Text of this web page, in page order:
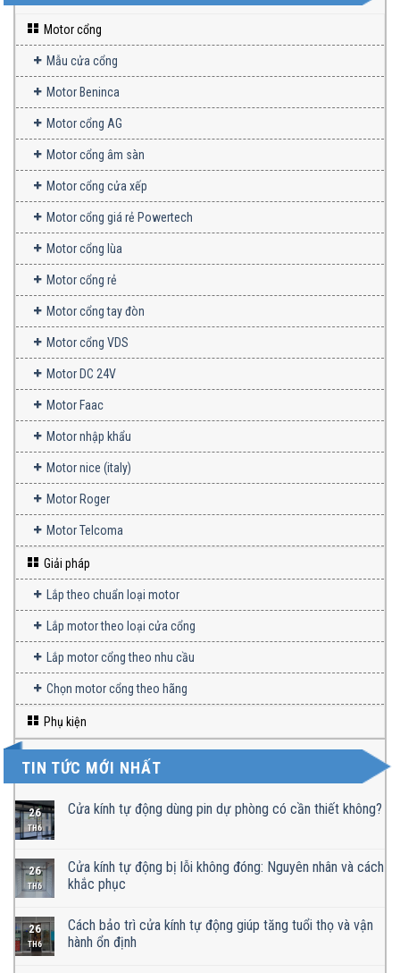
Motor cổng
Mẫu cửa cổng
Motor Beninca
Motor cổng AG
Motor cổng âm sàn
Motor cổng cửa xếp
Motor cổng giá rẻ Powertech
Motor cổng lùa
Motor cổng rẻ
Motor cổng tay đòn
Motor cổng VDS
Motor DC 24V
Motor Faac
Motor nhập khẩu
Motor nice (italy)
Motor Roger
Motor Telcoma
Giải pháp
Lắp theo chuẩn loại motor
Lắp motor theo loại cửa cổng
Lắp motor cổng theo nhu cầu
Chọn motor cổng theo hãng
Phụ kiện
TIN TỨC MỚI NHẤT
26
TH6
Cửa kính tự động dùng pin dự phòng có cần thiết không?
26
TH6
Cửa kính tự động bị lỗi không đóng: Nguyên nhân và cách
khắc phục
26
TH6
Cách bảo trì cửa kính tự động giúp tăng tuổi thọ và vận
hành ổn định